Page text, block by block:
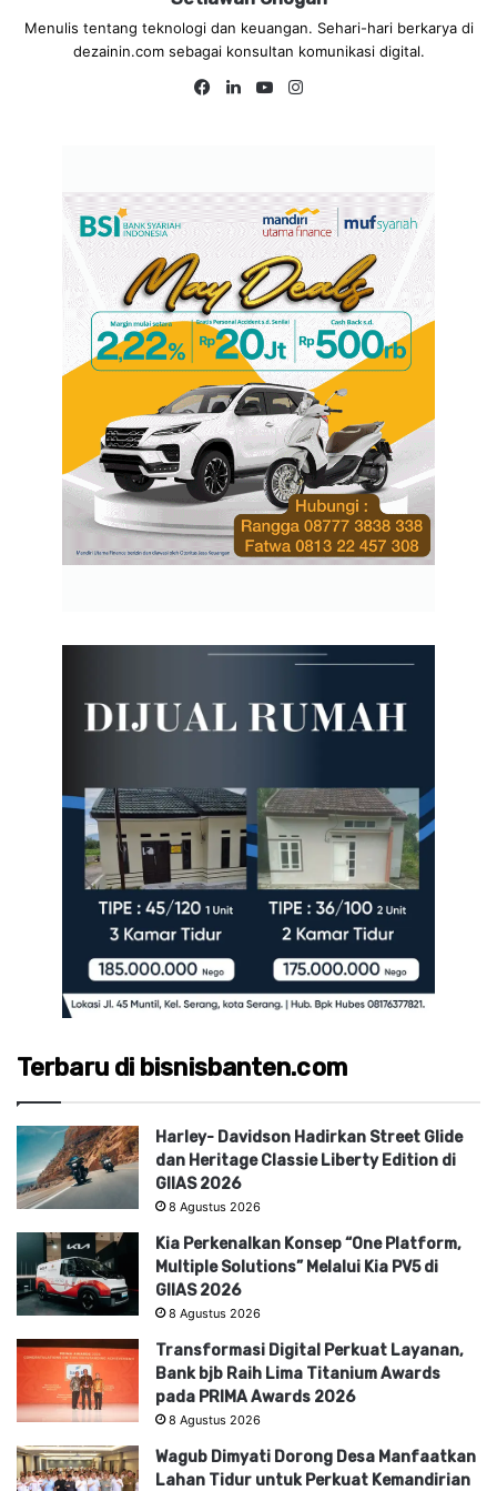
Menulis tentang teknologi dan keuangan. Sehari-hari berkarya di
dezainin.com sebagai konsultan komunikasi digital.
Fa
Lin
Yo
Terbaru di bisnisbanten.com
Harley- Davidson Hadirkan Street Glide
dan Heritage Classie Liberty Edition di
GIIAS 2026
8 Agustus 2026
Kia Perkenalkan Konsep “One Platform,
Multiple Solutions” Melalui Kia PV5 di
GIIAS 2026
8 Agustus 2026
Transformasi Digital Perkuat Layanan,
Bank bjb Raih Lima Titanium Awards
pada PRIMA Awards 2026
8 Agustus 2026
Wagub Dimyati Dorong Desa Manfaatkan
Lahan Tidur untuk Perkuat Kemandirian